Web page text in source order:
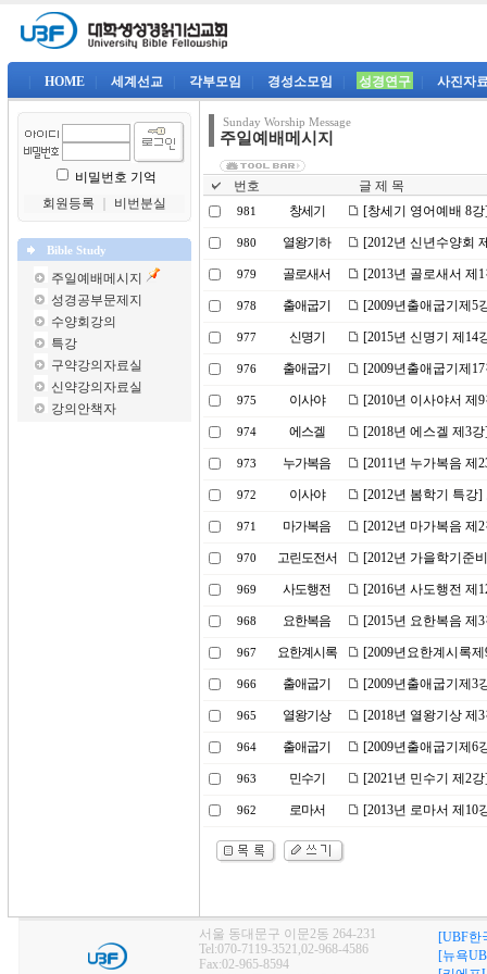
HOME 세계선교 각부모임 경성소모임 성경연구 사진자
비밀번호 기억
회원등록
비번분실
Bible Study
주일예배메시지
성경공부문제지
수양회강의
특강
구약강의자료실
신약강의자료실
강의안책자
Sunday Worship Message
주일예배메시지
번호 글 제 목
981 창세기 [창세기 영어예배 8
980 열왕기하 [2012년 신년수양회
979 골로새서 [2013년 골로새서 제
978 출애굽기 [2009년출애굽기제5
977 신명기 [2015년 신명기 제14
976 출애굽기 [2009년출애굽기제
975 이사야 [2010년 이사야서 제
974 에스겔 [2018년 에스겔 제3
973 누가복음 [2011년 누가복음 제
972 이사야 [2012년 봄학기 특강
971 마가복음 [2012년 마가복음 제
970 고린도전서 [2012년 가을학기준
969 사도행전 [2016년 사도행전 제
968 요한복음 [2015년 요한복음 제
967 요한계시록 [2009년요한계시록
966 출애굽기 [2009년출애굽기제3
965 열왕기상 [2018년 열왕기상 제
964 출애굽기 [2009년출애굽기제6
963 민수기 [2021년 민수기 제2
962 로마서 [2013년 로마서 제10
서울 동대문구 이문2동 264-231
Tel:070-7119-3521,02-968-4586
Fax:02-965-8594
[UBF한
[뉴욕